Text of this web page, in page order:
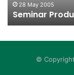
28 May 2005
Seminar
©